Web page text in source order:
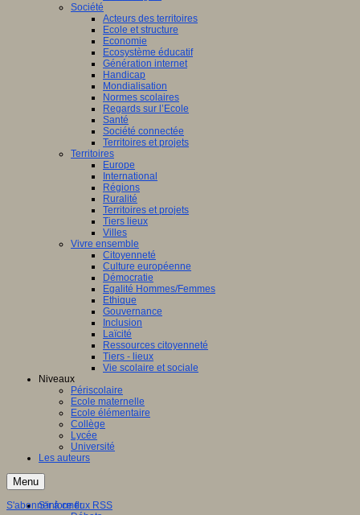
Société
Acteurs des territoires
Ecole et structure
Economie
Ecosystème éducatif
Génération internet
Handicap
Mondialisation
Normes scolaires
Regards sur l’Ecole
Santé
Société connectée
Territoires et projets
Territoires
Europe
International
Régions
Ruralité
Territoires et projets
Tiers lieux
Villes
Vivre ensemble
Citoyenneté
Culture européenne
Démocratie
Egalité Hommes/Femmes
Ethique
Gouvernance
Inclusion
Laïcité
Ressources citoyenneté
Tiers - lieux
Vie scolaire et sociale
Niveaux
Périscolaire
Ecole maternelle
Ecole élémentaire
Collège
Lycée
Université
Les auteurs
Menu
S'informer
S'abonner à ce flux RSS